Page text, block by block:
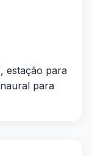
estação para
para